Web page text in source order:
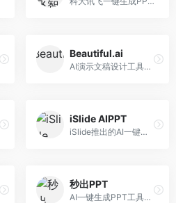
Beautiful.ai
AI演示文稿设计工具，专注于自动化设计排版。面向职场人士，提供智能排版、模板选择、设计优化等服务，设计美观度高。
iSlide AIPPT
iSlide推出的AI一键设计精美PPT工具。面向PPT设计用户，提供模板库、内容生成、设计优化等服务，与iSlide插件深度整合。
秒出PPT
AI一键生成PPT工具，专注于快速演示文稿制作。面向职场人士，支持主题输入、内容生成、模板套用等功能，PPT生成速度快，适合紧急制作场景。